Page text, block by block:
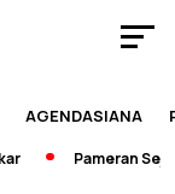
AGENDASIANA
Pameran